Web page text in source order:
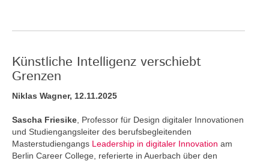
Künstliche Intelligenz verschiebt
Grenzen
Niklas Wagner, 12.11.2025
Sascha Friesike , Professor für Design digitaler Innovationen
und Studiengangsleiter des berufsbegleitenden
Masterstudiengangs Leadership in digitaler Innovation am
Berlin Career College, referierte in Auerbach über den